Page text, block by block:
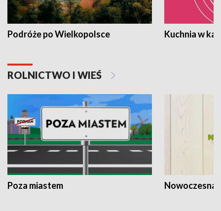
Podróże po Wielkopolsce Kuchnia w
ROLNICTWO I WIEŚ
Poza miastem Nowoczesna